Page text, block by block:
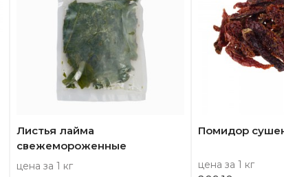
Листья лайма
свежемороженные
цена за 1 кг
Помидор
цена за 1 кг